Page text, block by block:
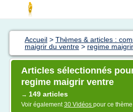
Accueil > Thèmes & articles :
maigrir du ventre > regime
Articles sélectionnés
regime maigrir ventre
→ 149 articles
Voir également30 Vidéos pour ce thème